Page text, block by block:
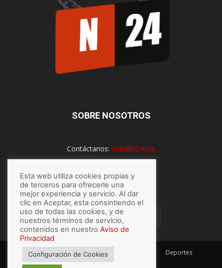
SOBRE NOSOTROS
Contáctanos: hola@n24.mx
SÍGUENOS
México Mundo Economía
Deportes
Espectaculos
Esta web utiliza cookies propias y
de terceros para ofrecerle una
mejor experiencia y servicio. Al dar
clic en Aceptar, esta consintiendo el
uso de todas las cookies, y de
nuestros términos de servicio,
contenidos en nuestro Aviso de
Privacidad
Configuración de Cookies